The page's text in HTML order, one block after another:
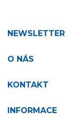
NEWSLETTER
O NÁS
KONTAKT
INFORMACE